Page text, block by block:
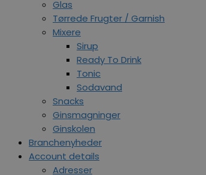
Glas
Tørrede Frugter / Garnish
Mixere
Sirup
Ready To Drink
Tonic
Sodavand
Snacks
Ginsmagninger
Ginskolen
Branchenyheder
Account details
Adresser